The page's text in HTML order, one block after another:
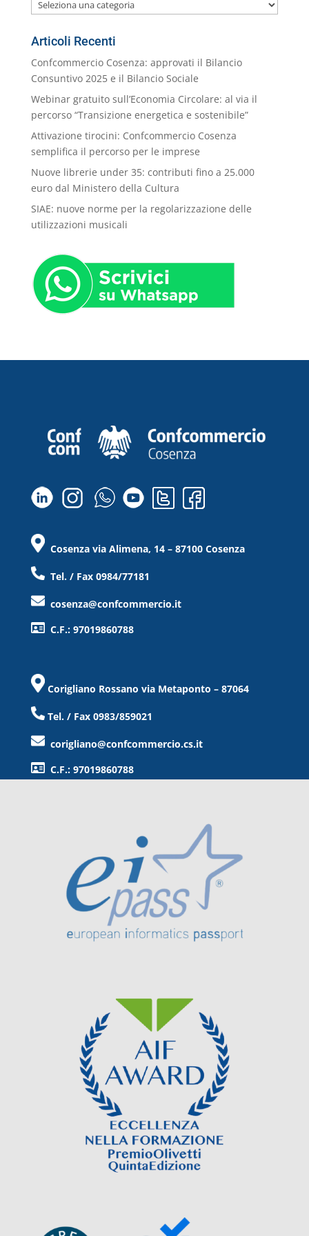
nostre
Categorie
Articoli Recenti
Confcommercio Cosenza: approvati il Bilancio
Consuntivo 2025 e il Bilancio Sociale
Webinar gratuito sull’Economia Circolare: al via il
percorso “Transizione energetica e sostenibile”
Attivazione tirocini: Confcommercio Cosenza
semplifica il percorso per le imprese
Nuove librerie under 35: contributi fino a 25.000
euro dal Ministero della Cultura
SIAE: nuove norme per la regolarizzazione delle
utilizzazioni musicali
Cosenza via Alimena, 14 – 87100 Cosenza
Tel. / Fax 0984/77181
cosenza@confcommercio.it
C.F.: 97019860788
Corigliano Rossano via Metaponto – 87064
Tel. / Fax 0983/859021
corigliano@confcommercio.cs.it
C.F.: 97019860788